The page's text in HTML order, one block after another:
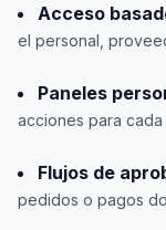
Acceso
el personal,
Paneles
acciones para
Flujos de
pedidos o pagos